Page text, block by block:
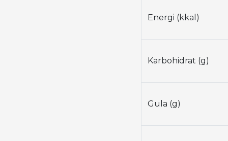
Energi (kkal)
Karbohidrat (g)
Gula (g)